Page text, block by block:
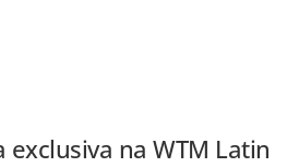
na WTM Latin